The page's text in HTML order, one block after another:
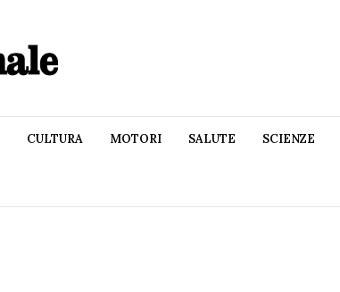
CULTURA MOTORI SALUTE SCIENZE